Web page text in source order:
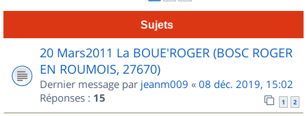
Sujets
20 Mars2011 La BOUE'ROGER (BOSC ROGER
EN ROUMOIS, 27670)
Dernier message par jeanm009 « 08 déc. 2019, 15:02
Réponses : 15 1 2